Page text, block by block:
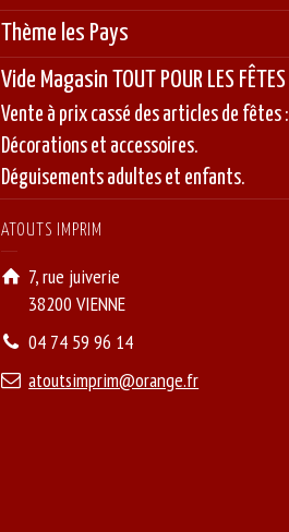
Thème les Pays
Vide Magasin TOUT POUR LES FÊTES
Vente à prix cassé des articles de fêtes :
Décorations et accessoires.
Déguisements adultes et enfants.
ATOUTS IMPRIM
7, rue juiverie
38200 VIENNE
04 74 59 96 14
atoutsimprim@orange.fr